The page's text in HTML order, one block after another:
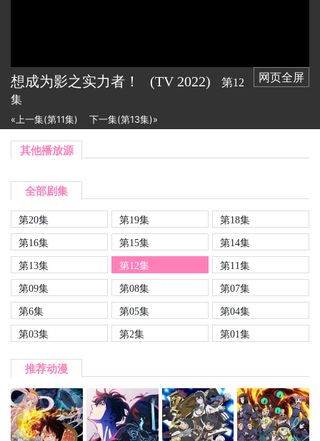
网页全屏
想成为影之实力者！ (TV 2022)
第12
集
«上一集(第11集) 下一集(第13集)»
其他播放源
全部剧集
第20集 第19集
第18集
第16集
第15集
第14集
第13集
第12集
第11集
第09集
第08集
第07集
第6集
第05集
第04集
第03集
第2集 第01集
推荐动漫